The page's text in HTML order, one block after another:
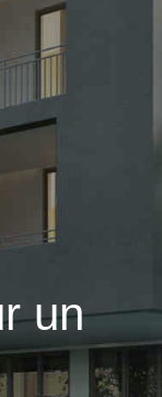
un